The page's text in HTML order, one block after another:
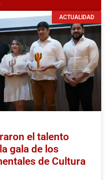
ACTUALIDAD
el talento
gala de los
de Cultura